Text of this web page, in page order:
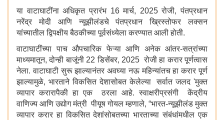
या वाटाघाटींना अधिकृत प्रारंभ 16 मार्च, 2025 रोजी, पंतप्रधान
नरेंद्र मोदी आणि न्यूझीलंडचे पंतप्रधान ख्रिस्तोफर लक्सन
यांच्यातील द्विपक्षीय बैठकीच्या पूर्वसंध्येला करण्यात आली होती.
वाटाघाटींच्या पाच औपचारिक फेऱ्या आणि अनेक आंतर-सत्रांच्या
माध्यमातून, दोन्ही बाजूंनी 22 डिसेंबर, 2025 रोजी हा करार पूर्णत्वास
नेला. वाटाघाटी सुरू झाल्यानंतर अवघ्या नऊ महिन्यांतच हा करार पूर्ण
झाल्यामुळे, भारताने विकसित देशासोबत केलेल्या सर्वात जलद 'मुक्त
व्यापार करारापैकी हा एक ठरला आहे. स्वाक्षरीप्रसंगी केंद्रीय
वाणिज्य आणि उद्योग मंत्री पीयूष गोयल म्हणाले, “भारत-न्यूझीलंड मुक्त
व्यापार करार हा विकसित देशांसोबतच्या भारताच्या संबंधांमधील एक